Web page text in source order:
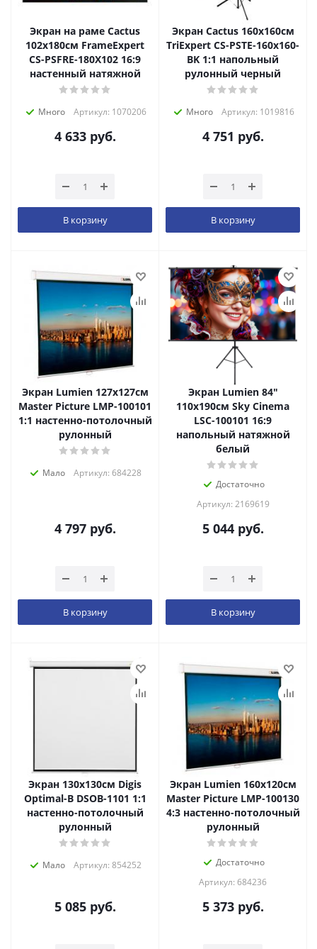
Экран на раме Cactus
102x180см FrameExpert
CS-PSFRE-180X102 16:9
настенный натяжной
Много Артикул: 1070206
4 633руб.
В корзину
Экран Cactus 160x160см
TriExpert CS-PSTE-160x160-
BK 1:1 напольный
рулонный черный
Много Артикул: 1019816
4 751 руб.
В корзину
Экран Lumien 127x127см
Master Picture LMP-100101
1:1 настенно-потолочный
рулонный
Мало Артикул: 684228
4 797руб.
В корзину
Экран Lumien 84"
110x190см Sky Cinema
LSС-100101 16:9
напольный натяжной
белый
Достаточно
Артикул: 2169619
5 044руб.
В корзину
Экран 130x130см Digis
Optimal-B DSOB-1101 1:1
настенно-потолочный
рулонный
Мало Артикул: 854252
5 085руб.
Экран Lumien 160x120см
Master Picture LMP-100130
4:3 настенно-потолочный
рулонный
Достаточно
Артикул: 684236
5 373руб.